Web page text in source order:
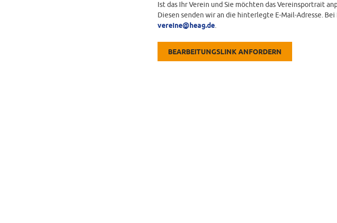
Ist das Ihr Verein und Sie möchten das Vereinsportrait
Diesen senden wir an die hinterlegte E-Mail-Adresse. Bei
vereine@heag.de.
BEARBEITUNGSLINK ANFORDERN